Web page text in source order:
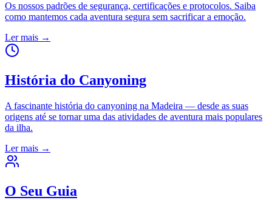
Os nossos padrões de segurança, certificações e protocolos. Saiba
como mantemos cada aventura segura sem sacrificar a emoção.
Ler mais →
História do Canyoning
A fascinante história do canyoning na Madeira — desde as suas
origens até se tornar uma das atividades de aventura mais populares
da ilha.
Ler mais →
O Seu Guia